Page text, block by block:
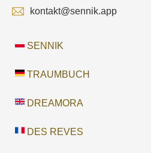
kontakt@sennik.app
SENNIK
TRAUMBUCH
DREAMORA
DES REVES